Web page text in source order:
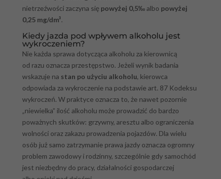
nietrzeźwości zaczyna się powyżej 0,5‰albo powyżej
0,25 mg/dm³.
Kiedy jazda pod wpływem alkoholu jest
wykroczeniem?
Nie każda sprawa dotycząca alkoholu za kierownicą
od razu oznacza przestępstwo. Jeżeli wynik badania
wskazuje na stan po użyciu alkoholu, kierowca
odpowiada za wykroczenie na podstawie art. 87 Kodeksu
wykroczeń. W praktyce oznacza to, że nawet pozornie
„niewielka” ilość alkoholu może prowadzić do bardzo
poważnych skutków: grzywny, aresztu albo ograniczenia
wolności oraz zakazu prowadzenia pojazdów. Dla wielu
osób już samo zatrzymanie prawa jazdy oznacza ogromny
problem zawodowy i rodzinny, szczególnie gdy samochód
jest niezbędny do pracy, działalności gospodarczej